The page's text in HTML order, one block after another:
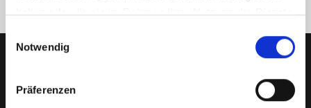
haben oder die sie im Rahmen Ihrer Nutzung der Dienste
Einwilligungsauswahl
Notwendig
Präferenzen